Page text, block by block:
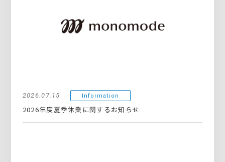
2026.07.15 Information
2026年度夏季休業に関するお知らせ